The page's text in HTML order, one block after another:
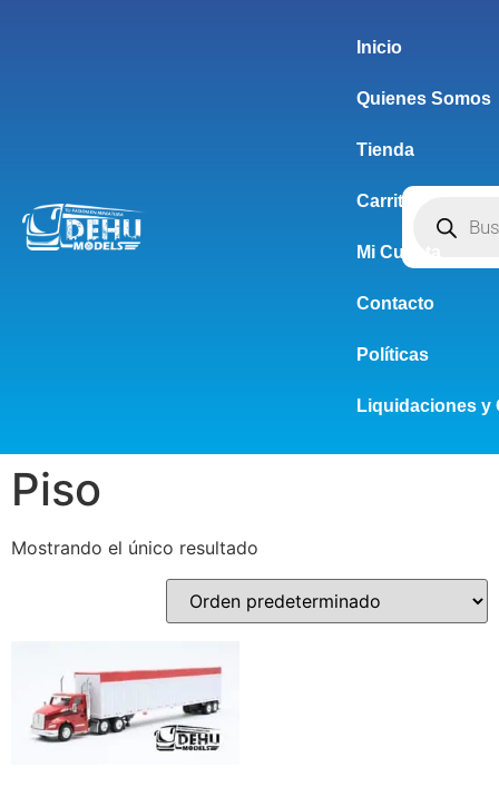
Inicio
Quienes Somos
Tienda
Carrito
Mi Cuenta
Contacto
Políticas
Liquidaciones y
Piso
Mostrando el único resultado